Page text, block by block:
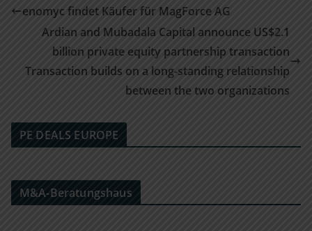
enomyc findet Käufer für MagForce AG
Ardian and Mubadala Capital announce US$2.1
billion private equity partnership transaction
Transaction builds on a long-standing relationship
between the two organizations
PE DEALS EUROPE
M&A-Beratungshaus